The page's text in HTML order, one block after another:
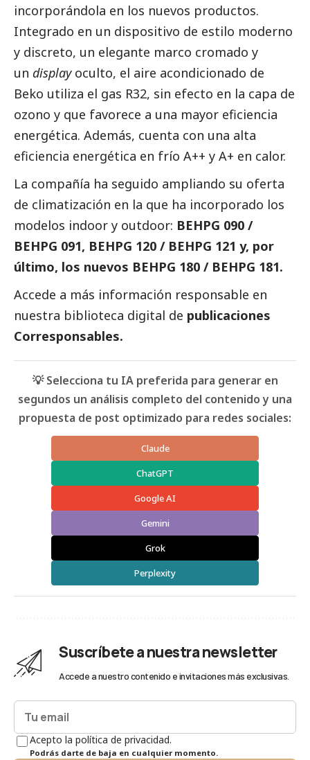
incorporándola en los nuevos productos.
Integrado en un dispositivo de estilo moderno
y discreto, un elegante marco cromado y
un displayoculto, el aire acondicionado de
Beko utiliza el gas R32, sin efecto en la capa de
ozono y que favorece a una mayor eficiencia
energética. Además, cuenta con una alta
eficiencia energética en frío A++ y A+ en calor.
La compañía ha seguido ampliando su oferta
de climatización en la que ha incorporado los
modelos indoor y outdoor: BEHPG 090 /
BEHPG 091, BEHPG 120 / BEHPG 121 y, por
último, los nuevos BEHPG 180 / BEHPG 181.
Accede a más información responsable en
nuestra biblioteca digital de publicaciones
Corresponsables.
💡 Selecciona tu IA preferida para generar en
segundos un análisis completo del contenido y una
propuesta de post optimizado para redes sociales:
Claude
ChatGPT
Google AI
Gemini
Grok
Perplexity
Suscríbete a nuestra newsletter
Accede a nuestro contenido e invitaciones más exclusivas.
Acepto la política de privacidad.
Podrás darte de baja en cualquier momento.